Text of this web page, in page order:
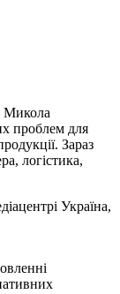
Микола
проблем для
Зараз
логістика,
Україна,